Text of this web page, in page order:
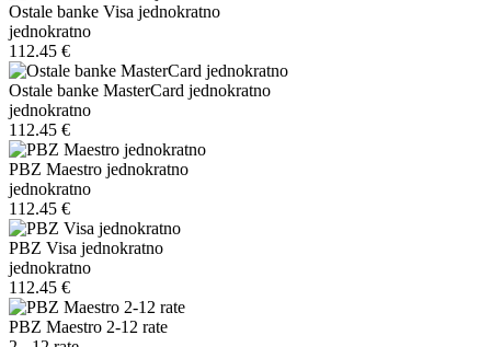
Ostale banke Visa jednokratno
jednokratno
112.45 €
Ostale banke MasterCard jednokratno
jednokratno
112.45 €
PBZ Maestro jednokratno
jednokratno
112.45 €
PBZ Visa jednokratno
jednokratno
112.45 €
PBZ Maestro 2-12 rate